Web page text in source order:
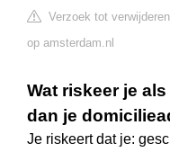
Verzoek tot
op amsterdam.nl
Wat riskeer je
dan je
Je riskeert dat je: